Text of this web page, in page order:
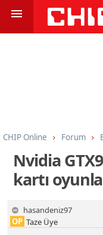
CHIP Online Forum
Nvidia
kartı
hasandeniz97
OP Taze Üye